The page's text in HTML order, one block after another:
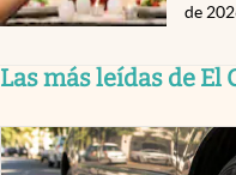
de
Las más leídas de El